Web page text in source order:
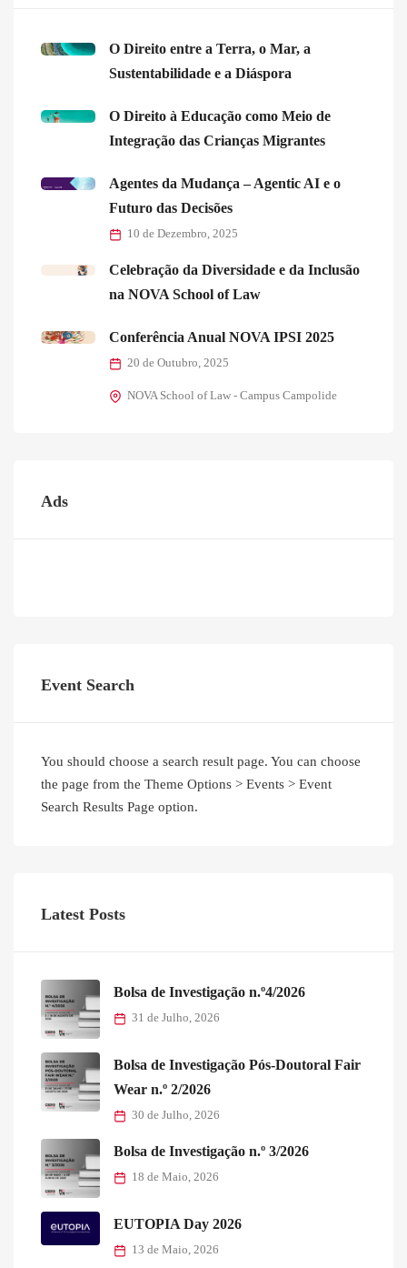
O Direito entre a Terra, o Mar, a
Sustentabilidade e a Diáspora
O Direito à Educação como Meio de
Integração das Crianças Migrantes
Agentes da Mudança – Agentic AI e o
Futuro das Decisões
10 de Dezembro, 2025
Celebração da Diversidade e da Inclusão
na NOVA School of Law
Conferência Anual NOVA IPSI 2025
20 de Outubro, 2025
NOVA School of Law - Campus Campolide
Ads
Event Search
You should choose a search result page. You can choose
the page from the Theme Options > Events > Event
Search Results Page option.
Latest Posts
Bolsa de Investigação n.º4/2026
31 de Julho, 2026
Bolsa de Investigação Pós-Doutoral Fair
Wear n.º 2/2026
30 de Julho, 2026
Bolsa de Investigação n.º 3/2026
18 de Maio, 2026
EUTOPIA Day 2026
13 de Maio, 2026